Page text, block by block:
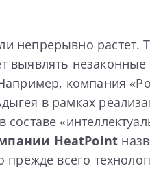
непрерывно
компания
в рамках
HeatPoint
всего